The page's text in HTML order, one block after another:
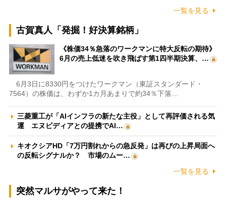
一覧を見る
古賀真人「発掘！好決算銘柄」
《株価34％急落のワークマンに特大反転の期待》
6月の売上低迷を吹き飛ばす第1四半期決算、…
6月3日に8330円をつけたワークマン（東証スタンダード・
7564）の株価は、わずか1カ月あまりで約34％下落…
三菱重工が「AIインフラの新たな主役」として再評価される気
運 エヌビディアとの提携でAI…
キオクシアHD「7万円割れからの急反発」は再びの上昇局面へ
の反転シグナルか？ 市場のムー…
一覧を見る
突然マルサがやって来た！